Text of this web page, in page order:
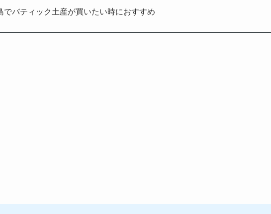
でバティック土産が買いたい時におすすめ